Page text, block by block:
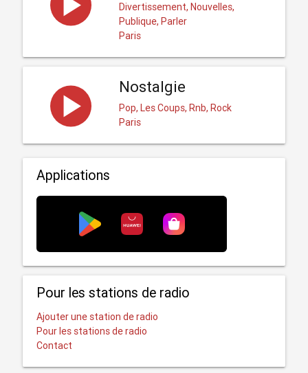
Divertissement, Nouvelles,
Publique, Parler
Paris
Nostalgie
Pop, Les Coups, Rnb, Rock
Paris
Applications
Pour les stations de radio
Ajouter une station de radio
Pour les stations de radio
Contact